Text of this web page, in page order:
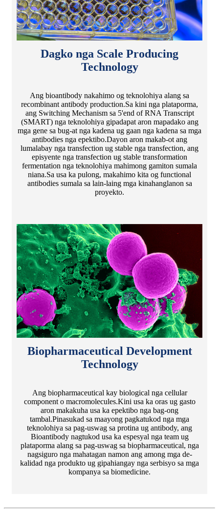
Dagko nga Scale Producing
Technology
Ang bioantibody nakahimo og teknolohiya alang sa
recombinant antibody production.Sa kini nga plataporma,
ang Switching Mechanism sa 5'end of RNA Transcript
(SMART) nga teknolohiya gipadapat aron mapadako ang
mga gene sa bug-at nga kadena ug gaan nga kadena sa mga
antibodies nga epektibo.Dayon aron makab-ot ang
lumalabay nga transfection ug stable nga transfection, ang
episyente nga transfection ug stable transformation
fermentation nga teknolohiya mahimong gamiton sumala
niana.Sa usa ka pulong, makahimo kita og functional
antibodies sumala sa lain-laing mga kinahanglanon sa
proyekto.
Biopharmaceutical Development
Technology
Ang biopharmaceutical kay biological nga cellular
component o macromolecules.Kini usa ka oras ug gasto
aron makakuha usa ka epektibo nga bag-ong
tambal.Pinasukad sa maayong pagkatukod nga mga
teknolohiya sa pag-uswag sa protina ug antibody, ang
Bioantibody nagtukod usa ka espesyal nga team ug
plataporma alang sa pag-uswag sa biopharmaceutical, nga
nagsiguro nga mahatagan namon ang among mga de-
kalidad nga produkto ug gipahiangay nga serbisyo sa mga
kompanya sa biomedicine.